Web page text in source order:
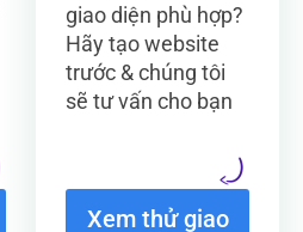
giao diện phù hợp?
Hãy tạo website
trước & chúng tôi
sẽ tư vấn cho bạn
Xem thử giao